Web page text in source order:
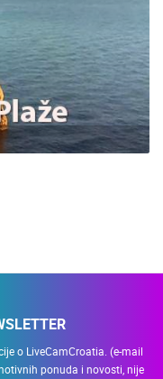
o LiveCamCroatia. (e-mail
ponuda i novosti, nije